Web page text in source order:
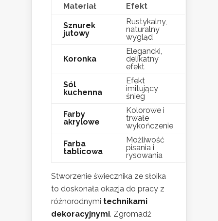
Materiał Efekt
Sznurek
jutowy
Rustykalny,
naturalny
wygląd
Koronka
Elegancki,
delikatny
efekt
Sól
kuchenna
Efekt
imitujący
śnieg
Farby
akrylowe
Kolorowe i
trwałe
wykończenie
Farba
tablicowa
Możliwość
pisania i
rysowania
Stworzenie świecznika ze słoika
to doskonała okazja do pracy z
różnorodnymi technikami
dekoracyjnymi. Zgromadź